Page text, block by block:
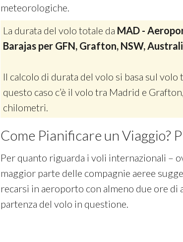
meteorologiche.
La durata del volo totale da MAD -
Barajas per GFN, Grafton, NSW,
Il calcolo di durata del volo si basa sul
questo caso c’è il volo tra Madrid e
chilometri.
Come Pianificare un Viaggio?
Per quanto riguarda i voli internazionali –
maggior parte delle compagnie aeree
recarsi in aeroporto con almeno due ore di
partenza del volo in questione.